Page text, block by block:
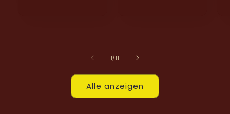
1/von
11
Alle anzeigen